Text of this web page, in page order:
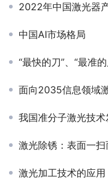
2022年中国激光器产
中国AI市场格局
“最快的刀”、“最准
面向2035信息领域
我国准分子激光技
激光除锈：表面一扫
激光加工技术的应用